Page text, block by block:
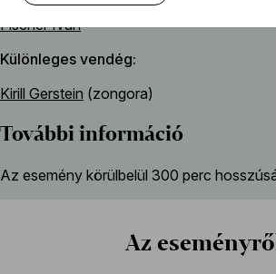
Fischer Iván
Különleges vendég
Kirill Gerstein (zongora)
További információ
Az esemény körülbelül 300 perc
Az